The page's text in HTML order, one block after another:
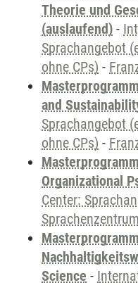
Theorie und
(auslaufend) -
Sprachangebot
ohne CPs) -
and
Sprachangebot
ohne CPs) -
Organizational
Center:
Science -